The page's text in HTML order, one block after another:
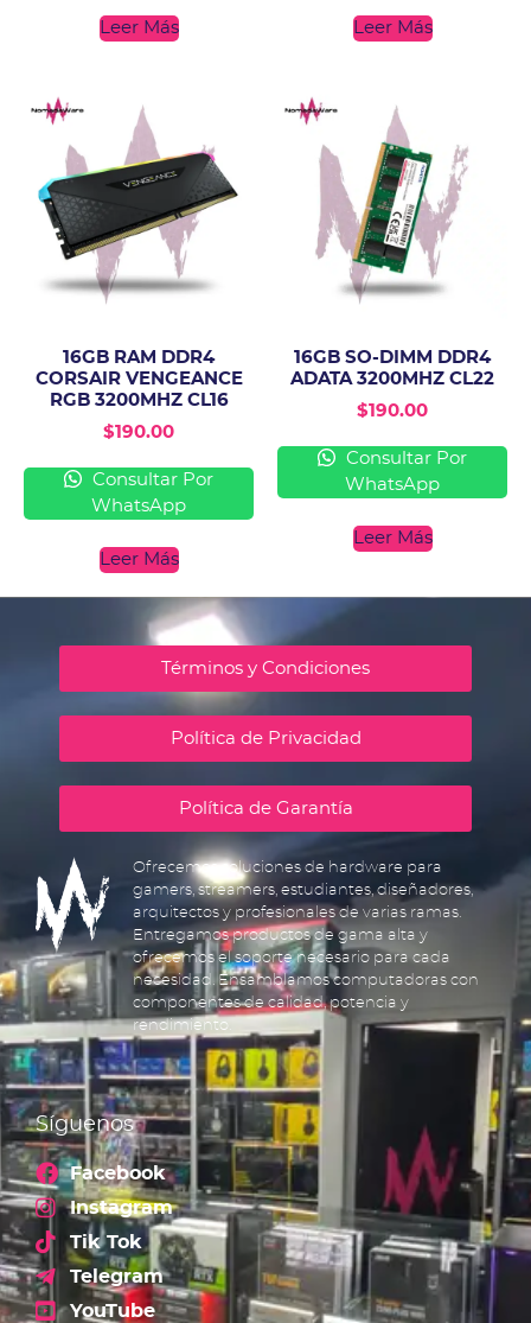
Leer Más Leer Más
16GB RAM DDR4
CORSAIR VENGEANCE
RGB 3200MHZ CL16
$190.00
Consultar Por
WhatsApp
Leer Más
16GB SO-DIMM DDR4
ADATA 3200MHZ CL22
$190.00
Consultar Por
WhatsApp
Leer Más
Términos y Condiciones
Política de Privacidad
Política de Garantía
Ofrecemos soluciones de hardware para
gamers, streamers, estudiantes, diseñadores,
arquitectos y profesionales de varias ramas.
Entregamos productos de gama alta y
ofrecemos el soporte necesario para cada
necesidad. Ensamblamos computadoras con
componentes de calidad, potencia y
rendimiento.
Síguenos
Facebook
Instagram
Tik Tok
Telegram
YouTube